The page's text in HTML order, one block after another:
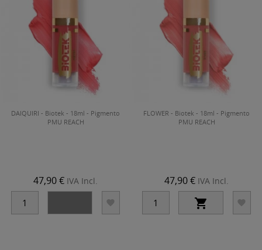
DAIQUIRI - Biotek - 18ml - Pigmento
PMU REACH
47,90 € IVA Incl.

FLOWER - Biotek - 18ml - Pigmento
PMU REACH
47,90 € IVA Incl.
 